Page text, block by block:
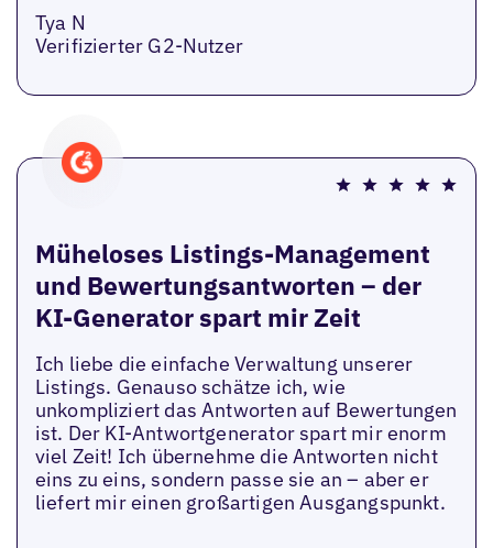
Tya N
Verifizierter G2-Nutzer
Müheloses Listings-Management
und Bewertungsantworten – der
KI-Generator spart mir Zeit
Ich liebe die einfache Verwaltung unserer
Listings. Genauso schätze ich, wie
unkompliziert das Antworten auf Bewertungen
ist. Der KI-Antwortgenerator spart mir enorm
viel Zeit! Ich übernehme die Antworten nicht
eins zu eins, sondern passe sie an – aber er
liefert mir einen großartigen Ausgangspunkt.